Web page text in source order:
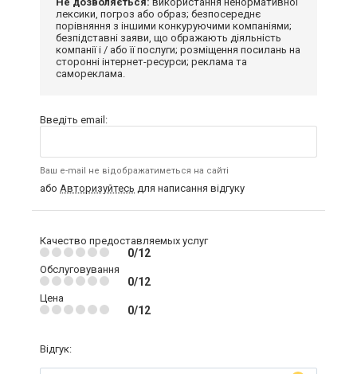
лексики, погроз або образ; безпосереднє
порівняння з іншими конкуруючими компаніями;
безпідставні заяви, що ображають діяльність
компанії і / або її послуги; розміщення посилань на
сторонні інтернет-ресурси; реклама та
самореклама.
Введіть email:
Ваш e-mail не відображатиметься на сайті
або Авторизуйтесь для написання відгуку
Качество предоставляемых услуг
0/12
Обслуговування
0/12
Цена
0/12
Відгук: